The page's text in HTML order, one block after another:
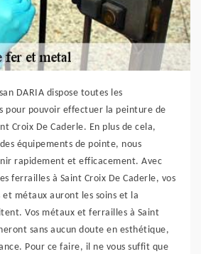
DARIA dispose toutes les
pour pouvoir effectuer la peinture de
Croix De Caderle. En plus de cela,
équipements de pointe, nous
rapidement et efficacement. Avec
ferrailles à Saint Croix De Caderle, vos
métaux auront les soins et la
Vos métaux et ferrailles à Saint
sans aucun doute en esthétique,
Pour ce faire, il ne vous suffit que